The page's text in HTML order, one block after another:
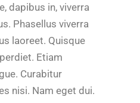
dapibus in, viverra
Phasellus viverra
laoreet. Quisque
Etiam
Curabitur
nisi. Nam eget dui.